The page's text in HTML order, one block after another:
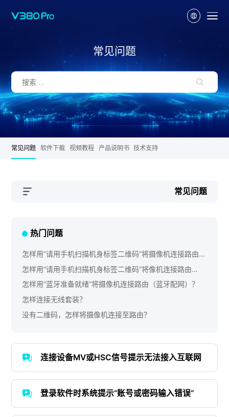
常见问题
常见问题 软件下载 视频教程 产品说明书 技术支持
常见问题
热门问题
怎样用“请用手机扫描机身标签二维码”将摄像机连接路由
（二维码配网）？
怎样用“请用手机扫描机身标签二维码”将像机连接路由
（AP热点配网）？
怎样用“蓝牙准备就绪”将摄像机连接路由（蓝牙配网）？
怎样连接无线套装？
没有二维码，怎样将摄像机连接至路由？
连接设备MV或HSC信号提示无法接入互联网
登录软件时系统提示“账号或密码输入错误”